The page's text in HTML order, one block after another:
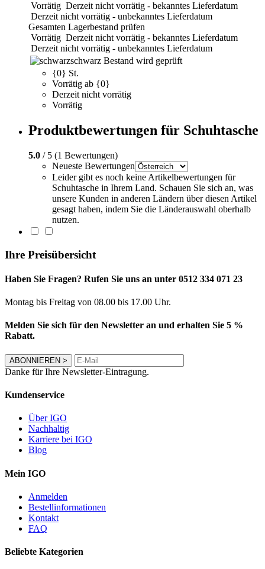
Vorrätig Derzeit nicht vorrätig - bekanntes Lieferdatum
Derzeit nicht vorrätig - unbekanntes Lieferdatum
Gesamten Lagerbestand prüfen
Vorrätig Derzeit nicht vorrätig - bekanntes Lieferdatum
Derzeit nicht vorrätig - unbekanntes Lieferdatum
schwarz Bestand wird geprüft
{0} St.
Vorrätig ab {0}
Derzeit nicht vorrätig
Vorrätig
Produktbewertungen für Schuhtasche
5.0 / 5 (1 Bewertungen)
Neueste Bewertungen
Leider gibt es noch keine Artikelbewertungen für
Schuhtasche in Ihrem Land. Schauen Sie sich an, was
unsere Kunden in anderen Ländern über diesen Artikel
gesagt haben, indem Sie die Länderauswahl oberhalb
nutzen.
Ihre Preisübersicht
Haben Sie Fragen? Rufen Sie uns an unter 0512 334 071 23
Montag bis Freitag von 08.00 bis 17.00 Uhr.
Melden Sie sich für den Newsletter an und erhalten Sie 5 %
Rabatt.
ABONNIEREN >
Danke für Ihre Newsletter-Eintragung.
Kundenservice
Über IGO
Nachhaltig
Karriere bei IGO
Blog
Mein IGO
Anmelden
Bestellinformationen
Kontakt
FAQ
Beliebte Kategorien